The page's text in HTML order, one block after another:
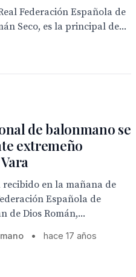
Federación Española de
Seco, es la principal de...
de balonmano se
extremeño
en la mañana de
Española de
de Dios Román,...
• hace 17 años